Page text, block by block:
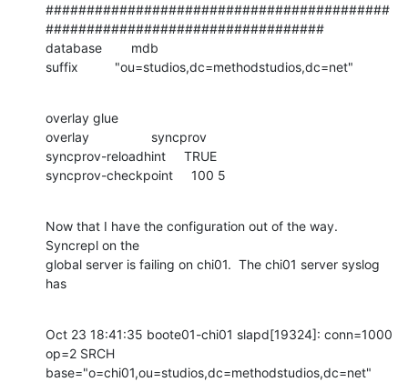
##########################################
##################################
database        mdb
suffix          "ou=studios,dc=methodstudios,dc=net"
overlay glue
overlay                 syncprov
syncprov-reloadhint     TRUE
syncprov-checkpoint     100 5
Now that I have the configuration out of the way.
Syncrepl on the
global server is failing on chi01.  The chi01 server syslog
has
Oct 23 18:41:35 boote01-chi01 slapd[19324]: conn=1000
op=2 SRCH
base="o=chi01,ou=studios,dc=methodstudios,dc=net"